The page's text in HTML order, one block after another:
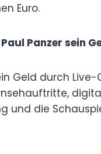
Euro.
Panzer sein
Geld durch
und die